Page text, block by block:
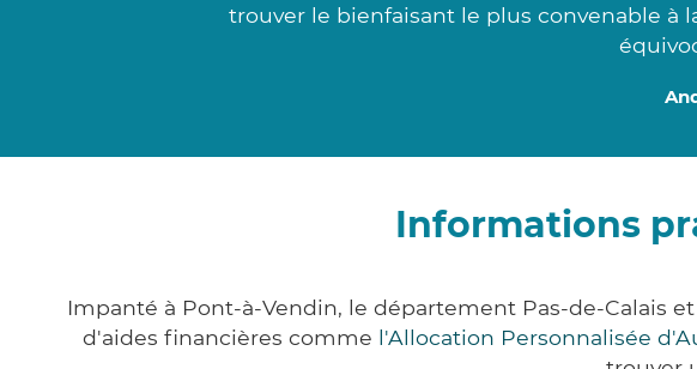
trouver le bienfaisant le plus convenable à
Informations
Impanté à Pont-à-Vendin, le département Pas-de-Calais
d'aides financières comme l'Allocation Personnalisée